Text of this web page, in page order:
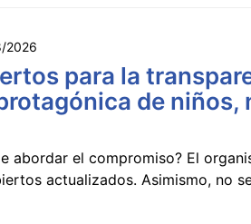
2026
para la
de niños,
abordar el compromiso? El
actualizados. Asimismo, no